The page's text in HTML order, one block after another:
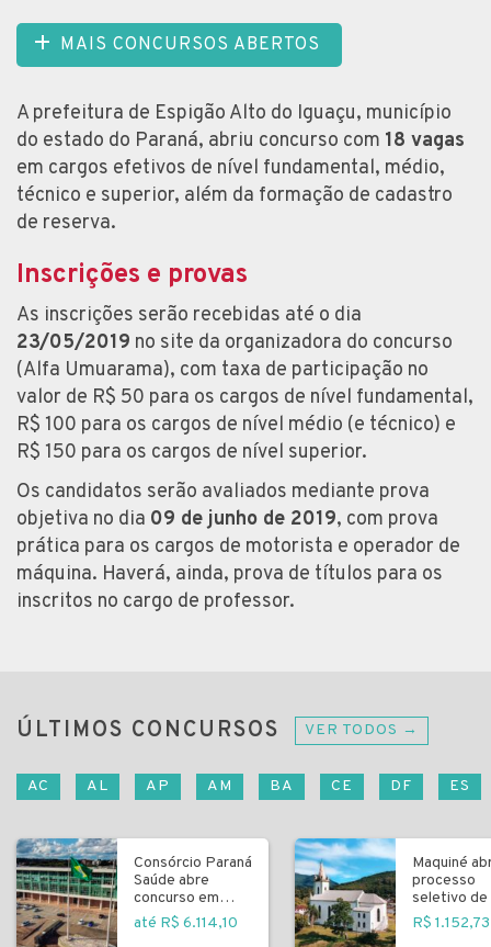
MAIS CONCURSOS ABERTOS
A prefeitura de Espigão Alto do Iguaçu, município
do estado do Paraná, abriu concurso com 18 vagas
em cargos efetivos de nível fundamental, médio,
técnico e superior, além da formação de cadastro
de reserva.
Inscrições e provas
As inscrições serão recebidas até o dia
23/05/2019 no site da organizadora do concurso
(Alfa Umuarama), com taxa de participação no
valor de R$ 50 para os cargos de nível fundamental,
R$ 100 para os cargos de nível médio (e técnico) e
R$ 150 para os cargos de nível superior.
Os candidatos serão avaliados mediante prova
objetiva no dia 09 de junho de 2019, com prova
prática para os cargos de motorista e operador de
máquina. Haverá, ainda, prova de títulos para os
inscritos no cargo de professor.
ÚLTIMOS CONCURSOS VER TODOS →
AC AL AP AM BA CE DF ES
Consórcio Paraná
Saúde abre
concurso em
Curitiba
até R$ 6.114,10
Maquiné
processo
seletivo de
R$ 1.152,73